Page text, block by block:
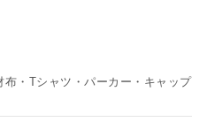
・Tシャツ・パーカー・キャップ